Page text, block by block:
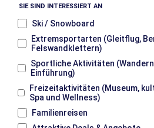
SIE SIND INTERESSIERT AN
Ski / Snowboard
Extremsportarten (Gleitflug,
Felswandklettern)
Sportliche Aktivitäten
Einführung)
Freizeitaktivitäten (Museum,
Spa und Wellness)
Familienreisen